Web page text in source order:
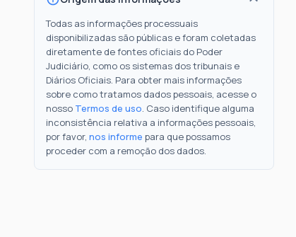
Todas as informações processuais
disponibilizadas são públicas e foram coletadas
diretamente de fontes oficiais do Poder
Judiciário, como os sistemas dos tribunais e
Diários Oficiais. Para obter mais informações
sobre como tratamos dados pessoais, acesse o
nosso Termos de uso. Caso identifique alguma
inconsistência relativa a informações pessoais,
por favor, nos informe para que possamos
proceder com a remoção dos dados.